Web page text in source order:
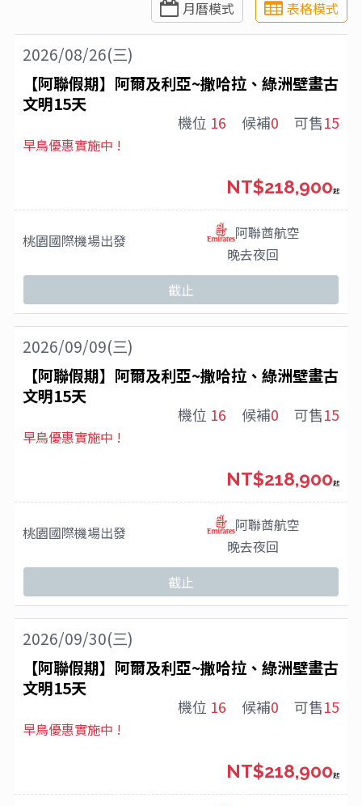
月曆模式 表格模式
2026/08/26(三)
【阿聯假期】阿爾及利亞~撒哈拉、綠洲壁畫古
文明15天
機位 16 候補0 可售15
早鳥優惠實施中 !
桃園國際機場出發
阿聯酋航空
晚去夜回
NT$218,900起
截止
2026/09/09(三)
【阿聯假期】阿爾及利亞~撒哈拉、綠洲壁畫古
文明15天
機位 16 候補0 可售15
早鳥優惠實施中 !
桃園國際機場出發
阿聯酋航空
晚去夜回
NT$218,900起
截止
2026/09/30(三)
【阿聯假期】阿爾及利亞~撒哈拉、綠洲壁畫古
文明15天
機位 16 候補0 可售15
早鳥優惠實施中 !
NT$218,900起